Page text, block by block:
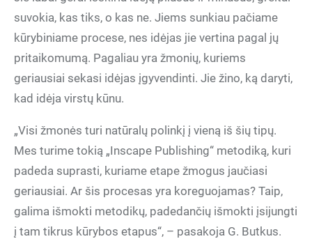
suvokia, kas tiks, o kas ne. Jiems sunkiau pačiame
kūrybiniame procese, nes idėjas jie vertina pagal jų
pritaikomumą. Pagaliau yra žmonių, kuriems
geriausiai sekasi idėjas įgyvendinti. Jie žino, ką daryti,
kad idėja virstų kūnu.
„Visi žmonės turi natūralų polinkį į vieną iš šių tipų.
Mes turime tokią „Inscape Publishing“ metodiką, kuri
padeda suprasti, kuriame etape žmogus jaučiasi
geriausiai. Ar šis procesas yra koreguojamas? Taip,
galima išmokti metodikų, padedančių išmokti įsijungti
į tam tikrus kūrybos etapus“, – pasakoja G. Butkus.